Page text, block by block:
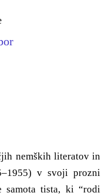
nemških literatov in
v svoji prozni
samota tista, ki “rodi